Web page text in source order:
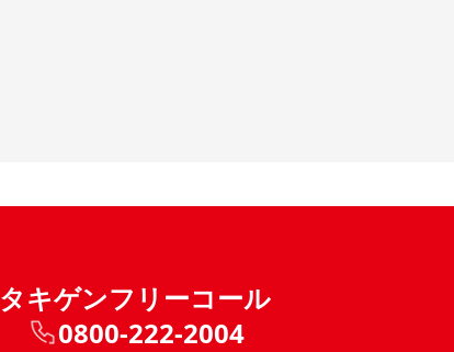
タキゲンフリーコール
0800-222-2004